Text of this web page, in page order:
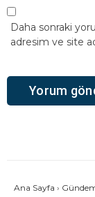
Daha sonraki
adresim ve site
Ana Sayfa ›